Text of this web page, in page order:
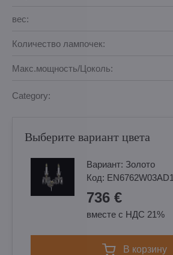
вес:
Количество лампочек:
Макс.мощность/Цоколь:
Category:
Выберите вариант цвета
Вариант: Золотo
Код: EN6762W03AD1
736 €
вместе с НДС 21%
в корзину